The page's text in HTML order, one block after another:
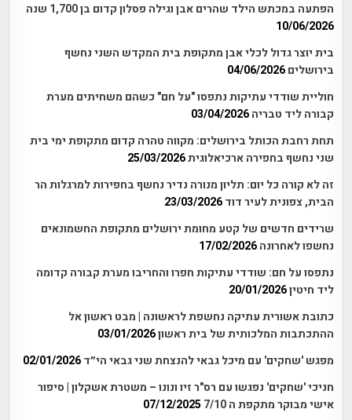
הפתעה במכתש הילד שהרים אבן וגילה פסלון קדום בן 1,700 שנה
10/06/2026
בית יוצר גדול לכלי אבן מתקופת בית המקדש השני נחשף
בירושלים 04/06/2026
חוליית שודדי עתיקות נתפסו "על חם" כשהם משחיתים מערת
קבורה ליד טבריה 03/04/2026
תחת רחבת הכותל בירושלים: מקווה טהרה קדום מתקופת ימי בית
שני נחשף בחפירה ארכיאלוגית25/03/2026
זה לא קורה כל יום: תליון מנורה נדיר נחשף בחפירות למרגלות הר
הבית, צפונית לעיר דוד 23/03/2026
שרידים חדשים של קטע מחומת ירושלים מתקופת החשמונאים
נחשפו לאחרונה 17/02/2026
נתפסו על חם: שודדי עתיקות חפרו והחריבו מערת קבורה קדומה
ליד חיטין20/01/2026
כתובת אשורית עתיקה נחשפת לראשונה | מבט ראשון אל
ההתכתבות המלכותית של בית ראשון03/01/2026
מפגש 'שחקים' עם מיכל גבאי להנצחת שני גבאי הי״ד 02/01/2026
חניכי 'שחקים' נפגשו עם רס"ר זיו ונונו – משטרת אשקלון | סיפור
אישי מבוקר מתקפת ה 7/10
07/12/2025